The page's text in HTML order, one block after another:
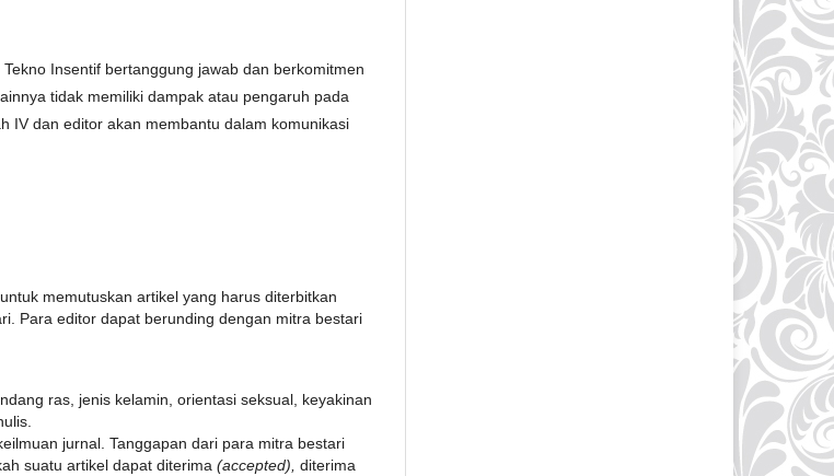
Insentif bertanggung jawab dan berkomitmen
tidak memiliki dampak atau pengaruh pada
IV dan editor akan membantu dalam komunikasi
memutuskan artikel yang harus diterbitkan
Para editor dapat berunding dengan mitra bestari
ras, jenis kelamin, orientasi seksual, keyakinan
jurnal. Tanggapan dari para mitra bestari
suatu artikel dapat diterima (accepted), diterima